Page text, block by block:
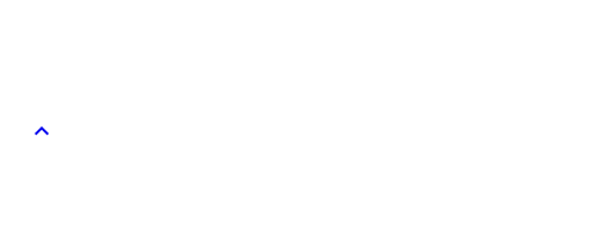
keyboard_arrow_up